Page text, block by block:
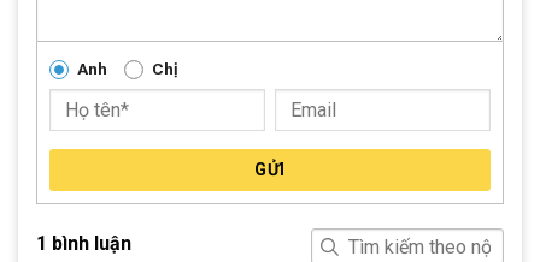
Tay đề vặn: Shimano Revoshift (1 đĩa, 6 líp), giúp chuyển đổi
tốc độ một cách dễ dàng và chính xác..
Anh Chị
GỬI
1 bình luận